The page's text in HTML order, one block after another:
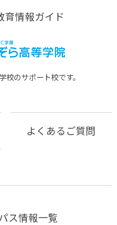
育情報ガイド
校のサポート校です。
よくあるご質問
ス情報一覧